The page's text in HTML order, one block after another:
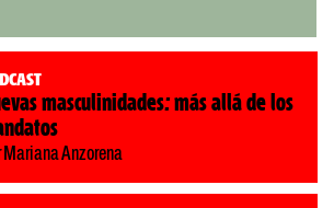
masculinidades: más allá de los
Mariana Anzorena